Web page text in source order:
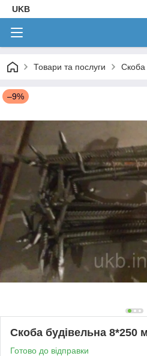
UKB
Товари та послуги Скоба
–9%
Скоба будівельна 8*250
Готово до відправки